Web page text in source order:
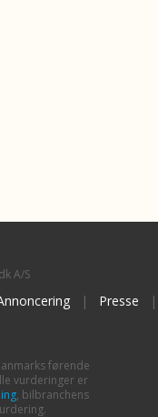
A/S
| Presse
|
førende
vurderinger er
, bilbranchens